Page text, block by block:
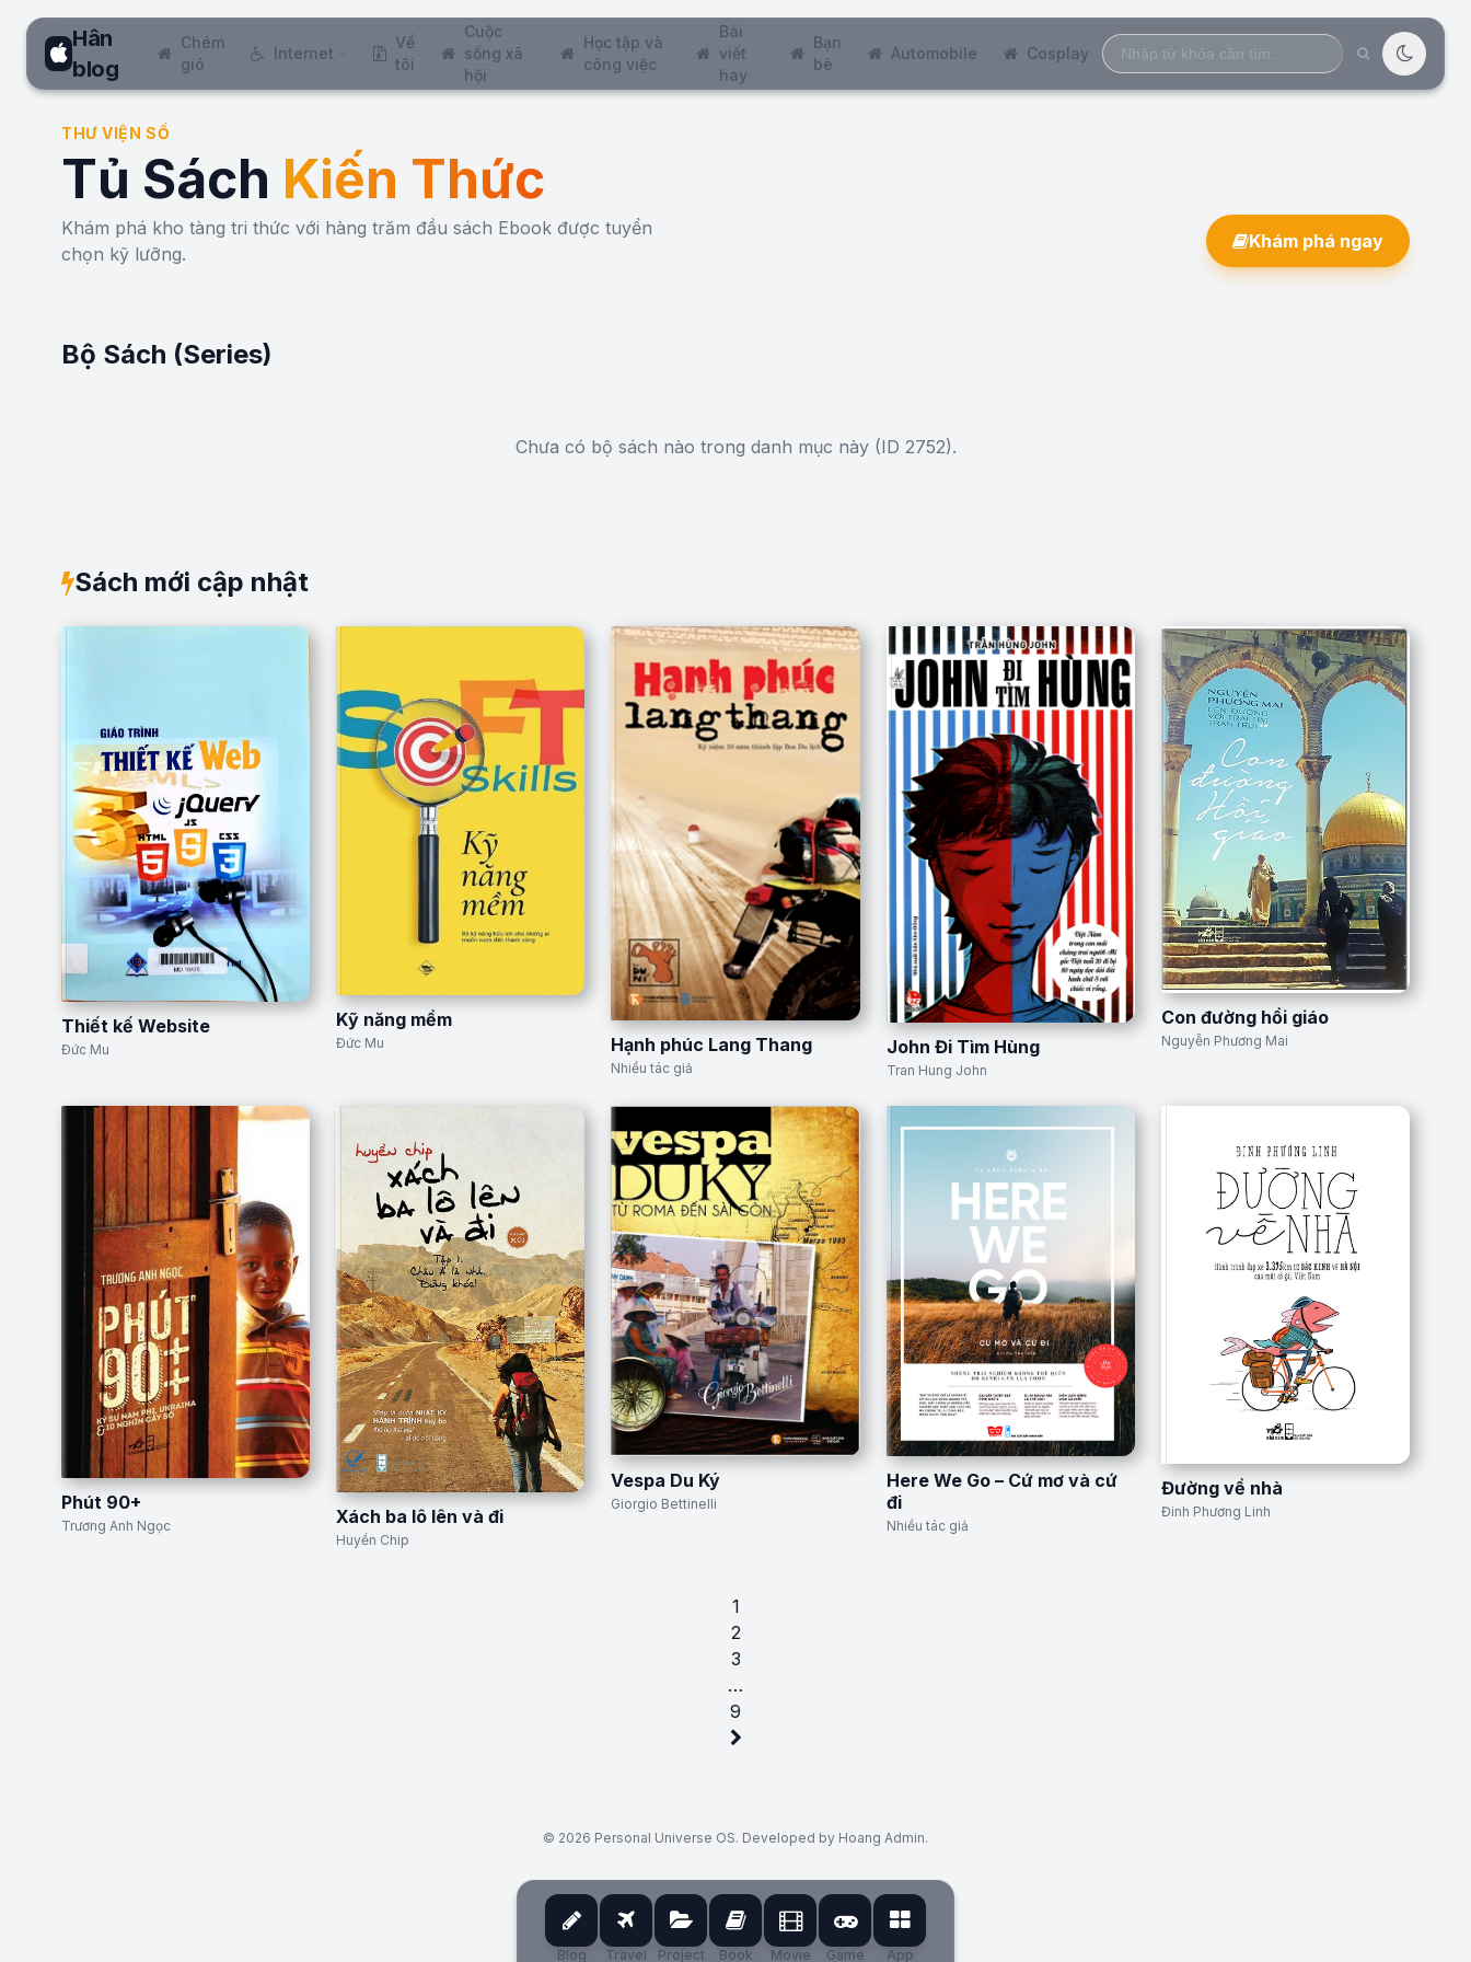
Hân
blog
Chém
gió
Internet
Về
tôi
Cuộc
sống xã
hội
Học tập và
công việc
Bài
viết
hay
Bạn
bè
Automobile Cosplay
Search
for:
THƯ VIỆN SỐ
Tủ Sách Kiến Thức
Khám phá kho tàng tri thức với hàng trăm đầu sách Ebook được tuyển
chọn kỹ lưỡng.
Khám phá ngay
Bộ Sách (Series)
Chưa có bộ sách nào trong danh mục này (ID 2752).
Sách mới cập nhật
Thiết kế Website
Đức Mu
Kỹ năng mềm
Đức Mu Hạnh phúc Lang Thang
Nhiều tác giả
John Đi Tìm Hùng
Tran Hung John
Con đường hồi giáo
Nguyễn Phương Mai
Phút 90+
Trương Anh Ngọc Xách ba lô lên và đi
Huyền Chip
Vespa Du Ký
Giorgio Bettinelli
Here We Go – Cứ mơ và cứ
đi
Nhiều tác giả
Đường về nhà
Đinh Phương Linh
1
2
3
…
9
© 2026 Personal Universe OS. Developed by Hoang Admin.
Blog Travel Project Book Movie Game App